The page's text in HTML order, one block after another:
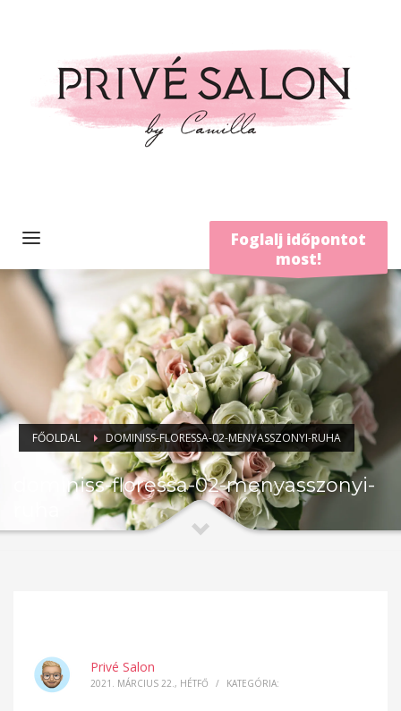
Foglalj időpontot
most!
FŐOLDAL DOMINISS-FLORESSA-02-MENYASSZONYI-RUHA
dominiss-floressa-02-menyasszonyi-
Privé Salon
2021. MÁRCIUS 22., HÉTFŐ / KATEGÓRIA: